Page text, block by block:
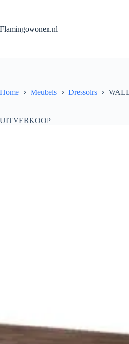
Flamingowonen.nl
Home Meubels Dressoirs
UITVERKOOP